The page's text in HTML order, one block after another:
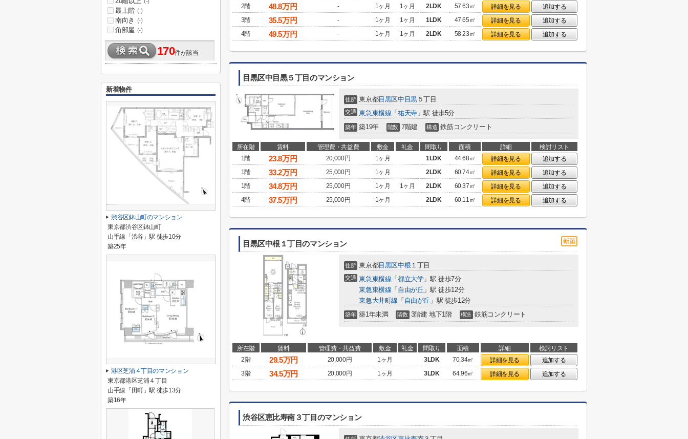
2階
48.8万円 - 1ヶ月 1ヶ月 2LDK 57.63㎡ 詳細を見る
追加する
3階
35.5万円 - 1ヶ月 1ヶ月 1LDK 47.65㎡ 詳細を見る
追加する
4階
49.5万円 - 1ヶ月 1ヶ月 2LDK 58.23㎡ 詳細を見る 追加する
目黒区中目黒５丁目のマンション
住所 東京都目黒区中目黒５丁目
交通 東急東横線 「 祐天寺」駅 徒歩5分
築年 築19年 階数 7階建 構造 鉄筋コンクリート
所在階 賃料 管理費・共益費 敷金 礼金 間取り 面積 詳細
検討リスト
1階
23.8万円 20,000円 1ヶ月 1LDK 44.68㎡ 詳細を見る
追加する
1階
33.2万円 25,000円 1ヶ月 2LDK 60.74㎡ 詳細を見る
追加する
1階
34.8万円 25,000円 1ヶ月 1ヶ月 2LDK 60.37㎡ 詳細を見る
追加する
4階
37.5万円 25,000円 1ヶ月 2LDK 60.11㎡ 詳細を見る 追加する
目黒区中根１丁目のマンション
住所 東京都目黒区中根 １丁目
交通 東急東横線 「 都立大学」駅 徒歩7分
東急東横線 「 自由が丘 」駅 徒歩12分
東急大井町線 「 自由が丘 」駅 徒歩12分
築年 築1年未満 階数 3階建 地下1階 構造 鉄筋コンクリート
所在階 賃料 管理費・共益費 敷金 礼金 間取り 面積 詳細
検討リスト
2階
29.5万円 20,000円 1ヶ月 3LDK 70.34㎡ 詳細を見る
追加する
3階
34.5万円 20,000円 1ヶ月 3LDK 64.96㎡ 詳細を見る 追加する
渋谷区恵比寿南３丁目のマンション
最上階 (-)
南向き (-)
角部屋 (-)
170件が該当
新着物件
渋谷区鉢山町のマンション
東京都渋谷区鉢山町
山手線「渋谷」駅 徒歩10分
築25年
港区芝浦４丁目のマンション
東京都港区芝浦４丁目
山手線「田町」駅 徒歩13分
築16年